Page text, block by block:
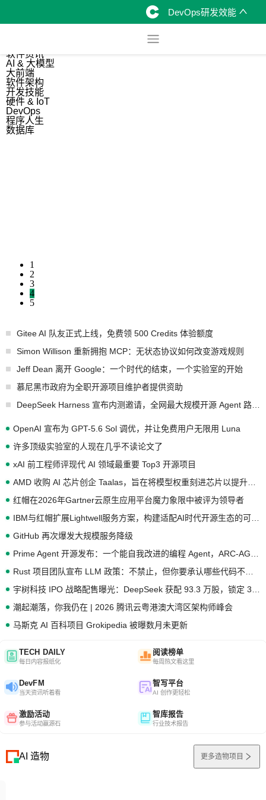
DevOps研发效能
软件资讯
AI & 大模型
大前端
软件架构
开发技能
硬件 & IoT
DevOps
程序人生
数据库
1
2
3
4
5
Gitee AI 队友正式上线，免费领 500 Credits 体验额度
Simon Willison 重新拥抱 MCP：无状态协议如何改变游戏规则
Jeff Dean 离开 Google：一个时代的结束，一个实验室的开始
慕尼黑市政府为全职开源项目维护者提供资助
OpenAI 宣布为 GPT-5.6 Sol 调优，并让免费用户无限用 Luna
许多顶级实验室的人现在几乎不读论文了
xAI 前工程师评现代 AI 领域最重要 Top3 开源项目
红帽在2026年Gartner云原生应用平台魔力象限中被评为领导者
GitHub 再次爆发大规模服务降级
潮起潮落，你我仍在 | 2026 腾讯云粤港澳大湾区架构师峰会
马斯克 AI 百科项目 Grokipedia 被曝数月未更新
TECH DAILY
每日内容报纸化
阅读榜单
每周热文看这里
DevFM
当天资讯听着看
智写平台
AI 创作更轻松
激励活动
参与活动赢源石
智库报告
行业技术报告
AI 造物 更多造物项目